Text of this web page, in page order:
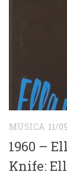
MÚSICA 11/
1960 –
Knife: